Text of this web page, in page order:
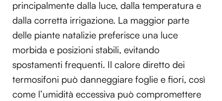
principalmente dalla luce, dalla temperatura e
dalla corretta irrigazione. La maggior parte
delle piante natalizie preferisce una luce
morbida e posizioni stabili, evitando
spostamenti frequenti. Il calore diretto dei
termosifoni può danneggiare foglie e fiori, così
come l’umidità eccessiva può compromettere